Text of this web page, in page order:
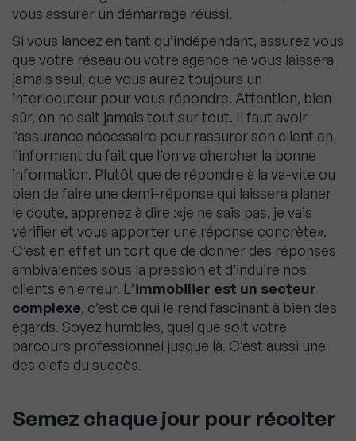
vous assurer un démarrage réussi.
Si vous lancez en tant qu’indépendant, assurez vous
que votre réseau ou votre agence ne vous laissera
jamais seul, que vous aurez toujours un
interlocuteur pour vous répondre. Attention, bien
sûr, on ne sait jamais tout sur tout. Il faut avoir
l’assurance nécessaire pour rassurer son client en
l’informant du fait que l’on va chercher la bonne
information. Plutôt que de répondre à la va-vite ou
bien de faire une demi-réponse qui laissera planer
le doute, apprenez à dire :«je ne sais pas, je vais
vérifier et vous apporter une réponse concrète».
C’est en effet un tort que de donner des réponses
ambivalentes sous la pression et d’induire nos
clients en erreur. L ’immobilier est un secteur
complexe, c’est ce qui le rend fascinant à bien des
égards. Soyez humbles, quel que soit votre
parcours professionnel jusque là. C’est aussi une
des clefs du succès.
Semez chaque jour pour récolter